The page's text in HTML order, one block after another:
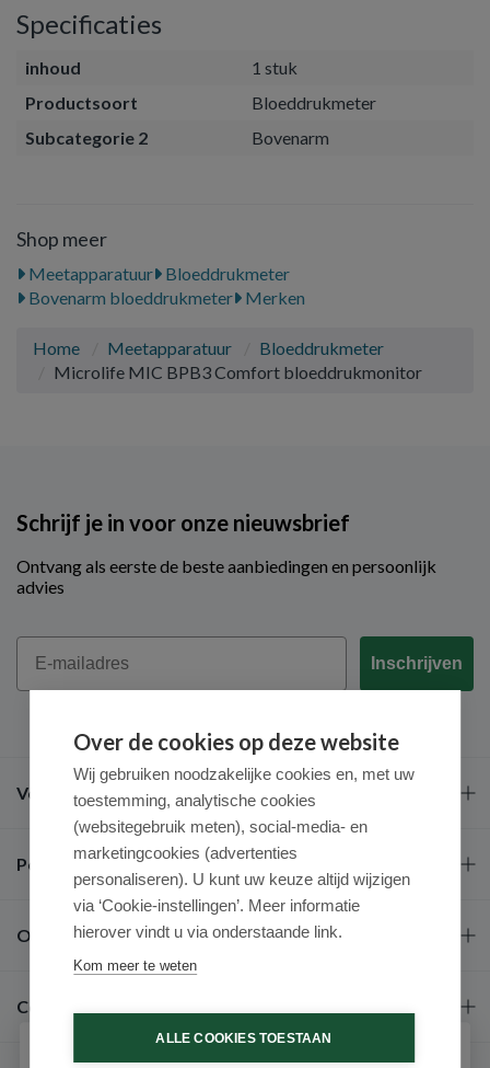
Specificaties
inhoud
1 stuk
Productsoort
Bloeddrukmeter
Subcategorie 2
Bovenarm
Shop meer
Meetapparatuur
Bloeddrukmeter
Bovenarm bloeddrukmeter
Merken
Home Meetapparatuur
Bloeddrukmeter
Microlife MIC BPB3 Comfort bloeddrukmonitor
Schrijf je in voor onze nieuwsbrief
Ontvang als eerste de beste aanbiedingen en persoonlijk
advies
Email
Inschrijven
Veel gestelde vragen
Populaire merken
Over ons
Contact
Over de cookies op deze website
Wij gebruiken noodzakelijke cookies en, met uw
toestemming, analytische cookies
(websitegebruik meten), social-media- en
marketingcookies (advertenties
personaliseren). U kunt uw keuze altijd wijzigen
via ‘Cookie-instellingen’. Meer informatie
hierover vindt u via onderstaande link.
Kom meer te weten
ALLE COOKIES TOESTAAN